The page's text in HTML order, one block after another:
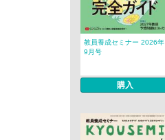
教員養成セミナー 2026年
9月号
購入